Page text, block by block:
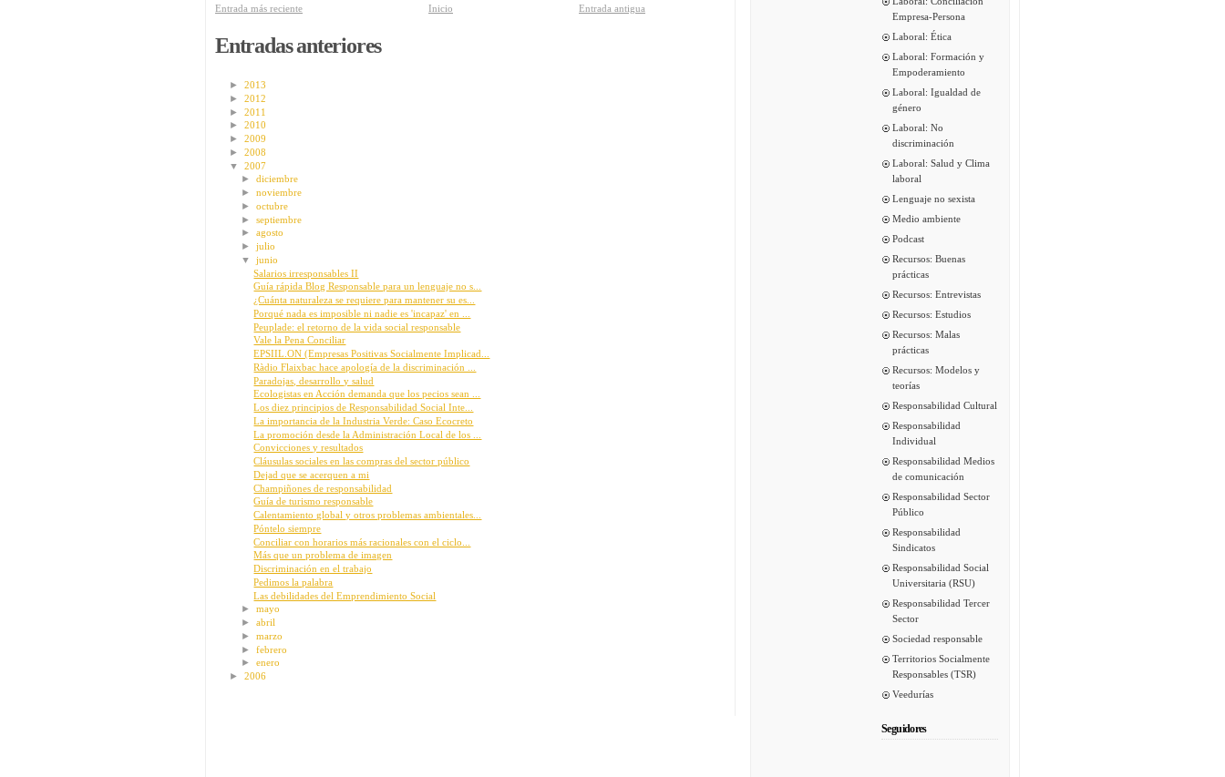
Entrada más reciente Entrada antigua
Inicio
Entradas anteriores
► 2013
► 2012
► 2011
► 2010
► 2009
► 2008
▼ 2007
►diciembre
►noviembre
►octubre
►septiembre
►agosto
►julio
▼junio
Salarios irresponsables II
Guía rápida Blog Responsable para un lenguaje no s...
¿Cuánta naturaleza se requiere para mantener su es...
Porqué nada es imposible ni nadie es 'incapaz' en ...
Peuplade: el retorno de la vida social responsable
Vale la Pena Conciliar
EPSIIL.ON (Empresas Positivas Socialmente Implicad...
Ràdio Flaixbac hace apología de la discriminación ...
Paradojas, desarrollo y salud
Ecologistas en Acción demanda que los pecios sean ...
Los diez principios de Responsabilidad Social Inte...
La importancia de la Industria Verde: Caso Ecocreto
La promoción desde la Administración Local de los ...
Convicciones y resultados
Cláusulas sociales en las compras del sector público
Dejad que se acerquen a mi
Champiñones de responsabilidad
Guía de turismo responsable
Calentamiento global y otros problemas ambientales...
Póntelo siempre
Conciliar con horarios más racionales con el ciclo...
Más que un problema de imagen
Discriminación en el trabajo
Pedimos la palabra
Las debilidades del Emprendimiento Social
►mayo
►abril
►marzo
►febrero
►enero
► 2006
Empresa-Persona
Laboral: Ética
Laboral: Formación y
Empoderamiento
Laboral: Igualdad de
género
Laboral: No
discriminación
Laboral: Salud y Clima
laboral
Lenguaje no sexista
Medio ambiente
Podcast
Recursos: Buenas
prácticas
Recursos: Entrevistas
Recursos: Estudios
Recursos: Malas
prácticas
Recursos: Modelos y
teorías
Responsabilidad Cultural
Responsabilidad
Individual
Responsabilidad Medios
de comunicación
Responsabilidad Sector
Público
Responsabilidad
Sindicatos
Responsabilidad Social
Universitaria (RSU)
Responsabilidad Tercer
Sector
Sociedad responsable
Territorios Socialmente
Responsables (TSR)
Veedurías
Seguidores